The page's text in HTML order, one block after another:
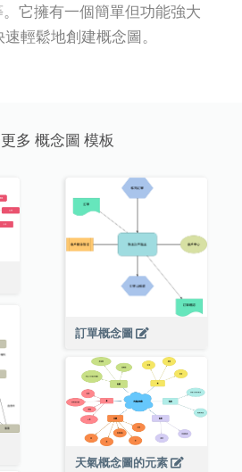
它擁有一個簡單但功能強大
輕鬆地創建概念圖。
多 概念圖 模板
訂單概念圖
天氣概念圖的元素